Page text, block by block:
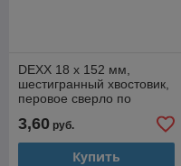
DEXX 18 x 152 мм,
шестигранный хвостовик,
перовое сверло по
3,60 руб.
Купить